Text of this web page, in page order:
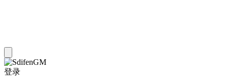
登录